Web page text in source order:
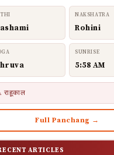
NAKSHATRA
Rohini
SUNRISE
5:58 AM
Full Panchang →
ARTICLES